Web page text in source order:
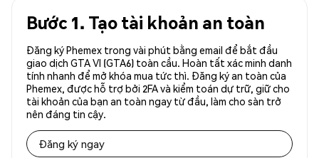
Bước 1. Tạo tài khoản an toàn
Đăng ký Phemex trong vài phút bằng email để bắt đầu
giao dịch GTA VI (GTA6) toàn cầu. Hoàn tất xác minh danh
tính nhanh để mở khóa mua tức thì. Đăng ký an toàn của
Phemex, được hỗ trợ bởi 2FA và kiểm toán dự trữ, giữ cho
tài khoản của bạn an toàn ngay từ đầu, làm cho sàn trở
nên đáng tin cậy.
Đăng ký ngay